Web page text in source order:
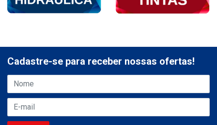
Cadastre-se para receber nossas ofertas!